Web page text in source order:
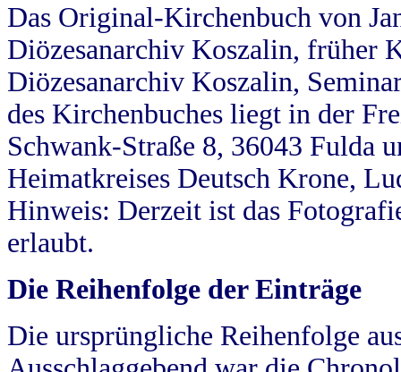
Das Original-Kirchenbuch von
Diözesanarchiv Koszalin, früher
Diözesanarchiv Koszalin,
des Kirchenbuches liegt in der
Schwank-Straße 8, 36043 Fulda
Heimatkreises Deutsch Krone,
Hinweis: Derzeit ist das
erlaubt.
Die Reihenfolge der Einträge
Die ursprüngliche Reihenfolge